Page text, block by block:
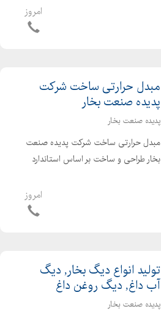
ظرفیتهای متفاوت با بالاترین کیفیتامروز
مبدل حرارتی ساخت شرکت
پدیده صنعت بخار
پدیده صنعت بخار
مبدل حرارتی ساخت شرکت پدیده صنعت
بخار طراحی و ساخت بر اساس استاندارد
کنترل کیفی مبدل حرارتی نسل سوم برای
امروز
تولید انواع دیگ بخار, دیگ
آب داغ, دیگ روغن داغ
پدیده صنعت بخار